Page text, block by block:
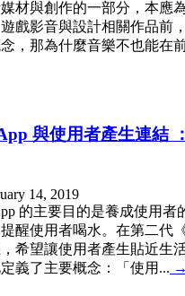
材與創作的一部分，本應
戲影音與設計相關作品前
，那為什麼音樂不也能在
與使用者產生連結
14, 2019
的主要目的是養成使用者
醒使用者喝水。在第二代
希望讓使用者產生貼近生
義了主要概念：「使用... →